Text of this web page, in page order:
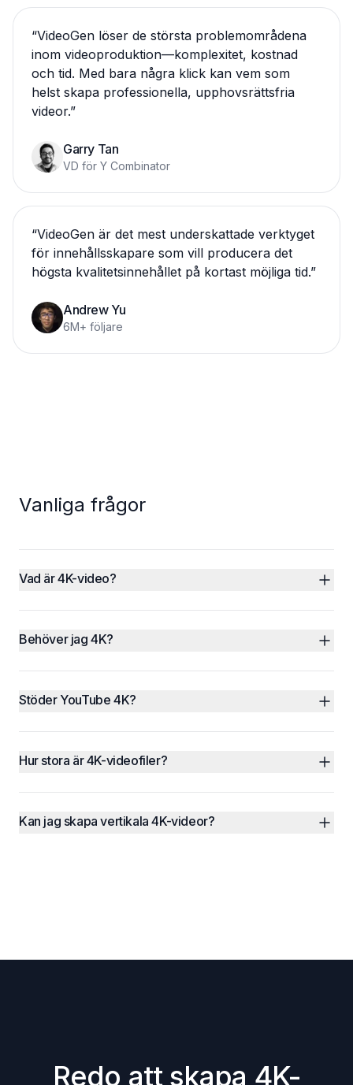
“VideoGen löser de största problemområdena
inom videoproduktion—komplexitet, kostnad
och tid. Med bara några klick kan vem som
helst skapa professionella, upphovsrättsfria
videor.”
Garry Tan
VD för Y Combinator
“VideoGen är det mest underskattade verktyget
för innehållsskapare som vill producera det
högsta kvalitetsinnehållet på kortast möjliga tid.”
Andrew Yu
6M+ följare
Vanliga frågor
Vad är 4K-video?
Behöver jag 4K?
Stöder YouTube 4K?
Hur stora är 4K-videofiler?
Kan jag skapa vertikala 4K-videor?
Redo att skapa 4K-